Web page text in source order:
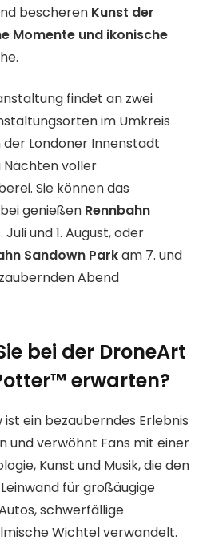
bescheren Kunst der
Momente und ikonische
findet an zwei
im Umkreis
Londoner Innenstadt
Nächten voller
Sie können das
genießen Rennbahn
Juli und 1. August, oder
Sandown Parkam 7. und
Abend
bei der DroneArt
erwarten?
ist ein bezauberndes Erlebnis
und verwöhnt Fans mit einer
Kunst und Musik, die den
für großäugige
schwerfällige
Wichtel verwandelt.